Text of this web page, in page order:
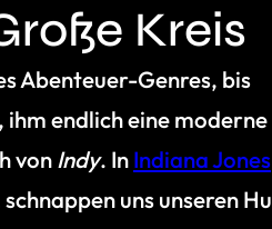
Kreis
Abenteuer-Genres, bis
endlich eine moderne
von Indy. InIndiana Jones
uns unseren